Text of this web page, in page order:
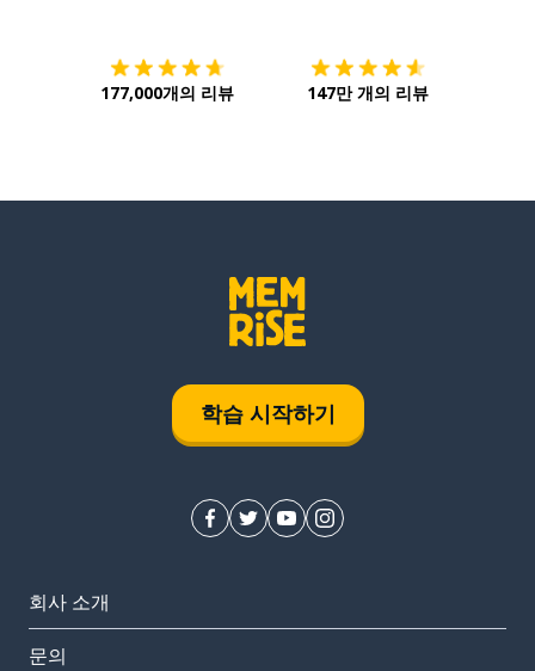
177,000개의 리뷰 147만 개의 리뷰
학습 시작하기
회사 소개
문의